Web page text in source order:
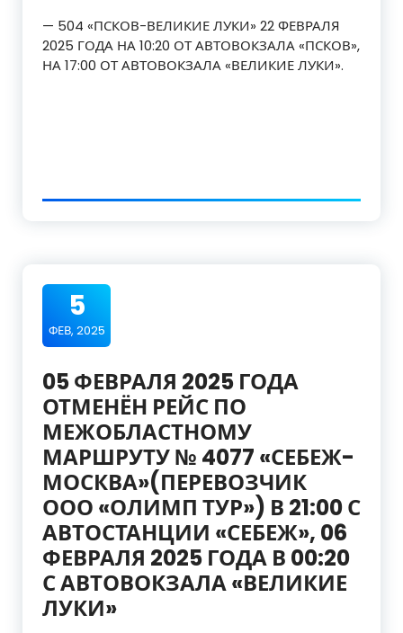
— 504 «ПСКОВ-ВЕЛИКИЕ ЛУКИ» 22 ФЕВРАЛЯ
2025 ГОДА НА 10:20 ОТ АВТОВОКЗАЛА «ПСКОВ»,
НА 17:00 ОТ АВТОВОКЗАЛА «ВЕЛИКИЕ ЛУКИ».
5
ФЕВ, 2025
05 ФЕВРАЛЯ 2025 ГОДА
ОТМЕНЁН РЕЙС ПО
МЕЖОБЛАСТНОМУ
МАРШРУТУ № 4077 «СЕБЕЖ-
МОСКВА»(ПЕРЕВОЗЧИК
ООО «ОЛИМП ТУР») В 21:00 С
АВТОСТАНЦИИ «СЕБЕЖ», 06
ФЕВРАЛЯ 2025 ГОДА В 00:20
С АВТОВОКЗАЛА «ВЕЛИКИЕ
ЛУКИ»